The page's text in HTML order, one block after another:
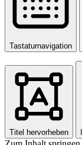
Tastaturnavigation
Titel hervorheben